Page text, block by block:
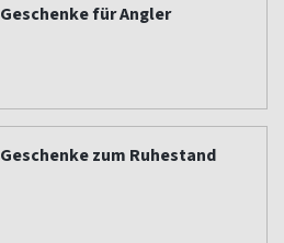
Geschenke für Angler
Geschenke zum Ruhestand